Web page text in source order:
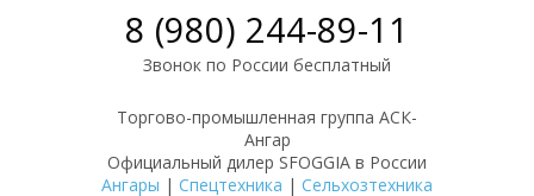
8 (980) 244-89-11
Звонок по России бесплатный
Торгово-промышленная группа АСК-
Ангар
Официальный дилер SFOGGIA в России
Ангары | Спецтехника | Сельхозтехника